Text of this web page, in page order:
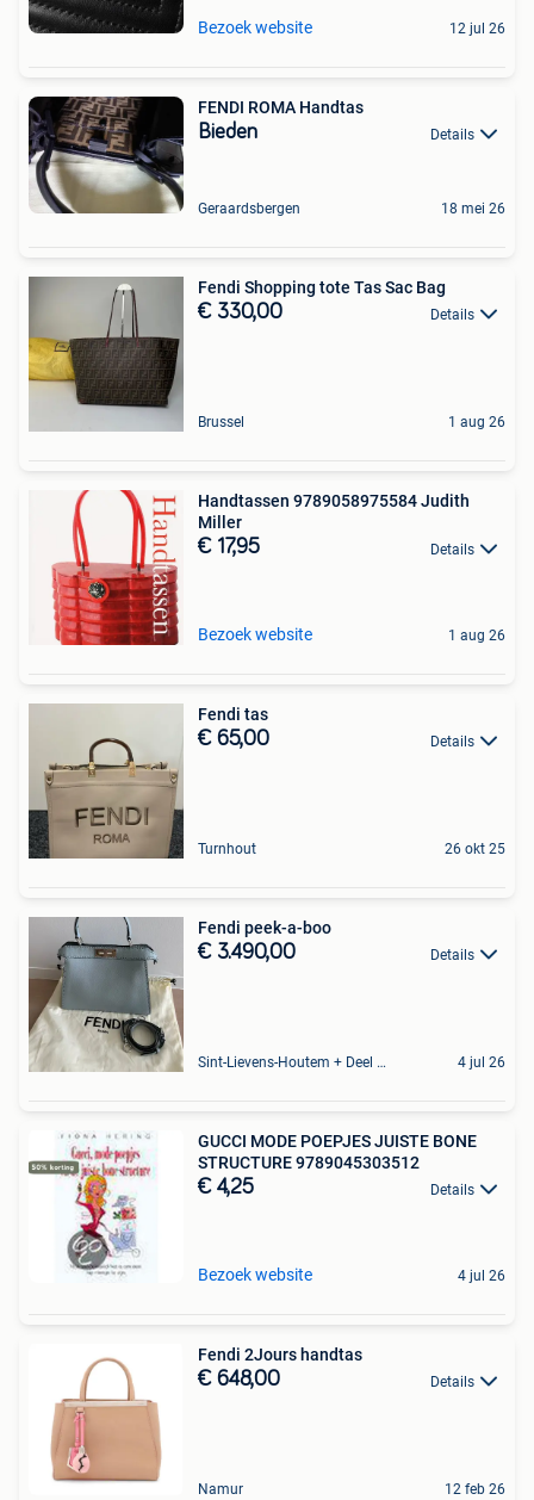
Bezoek website 12 jul 26
FENDI ROMA Handtas
Bieden Details
Geraardsbergen 18 mei 26
Fendi Shopping tote Tas Sac Bag
€ 330,00 Details
Brussel 1 aug 26
Handtassen 9789058975584 Judith
Miller
€ 17,95 Details
Bezoek website 1 aug 26
Fendi tas
€ 65,00 Details
Turnhout 26 okt 25
Fendi peek-a-boo
€ 3.490,00 Details
Sint-Lievens-Houtem + Deel Oombergen 4 jul 26
GUCCI MODE POEPJES JUISTE BONE
STRUCTURE 9789045303512
€ 4,25 Details
Bezoek website 4 jul 26
Fendi 2Jours handtas
€ 648,00 Details
Namur 12 feb 26